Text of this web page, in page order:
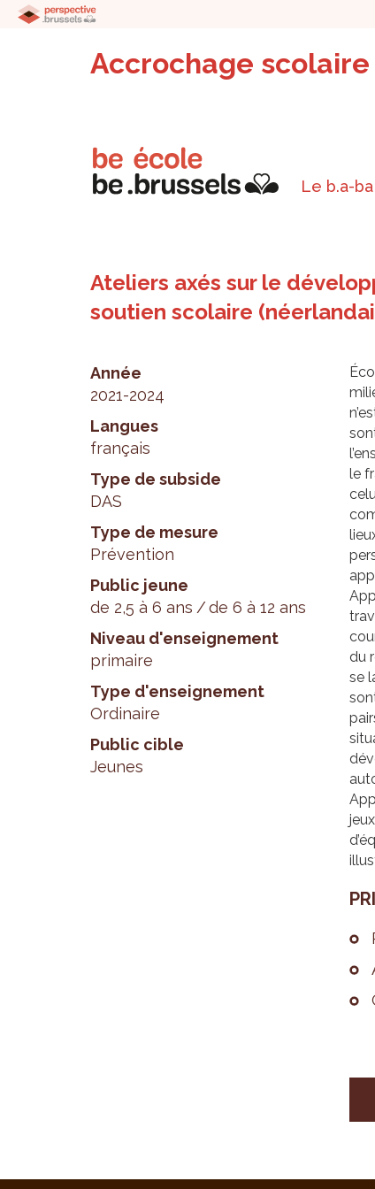
Accrochage scolaire
Le b.a-
Ateliers axés sur le
soutien scolaire
Année
2021-2024
Langues
français
Type de subside
DAS
Type de mesure
Prévention
Public jeune
de 2,5 à 6 ans
de 6 à 12 ans
Niveau d'enseignement
primaire
Type d'enseignement
Ordinaire
Public cible
Jeunes
le
du
se